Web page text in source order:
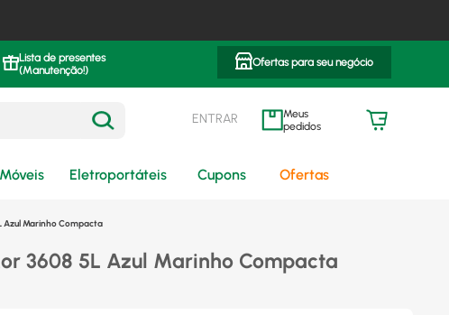
Lista de presentes
(Manutenção!)
Ofertas para seu negócio
ENTRAR meus pedidos
Móveis Eletroportáteis Cupons Ofertas
Azul Marinho Compacta
3608 5L Azul Marinho Compacta